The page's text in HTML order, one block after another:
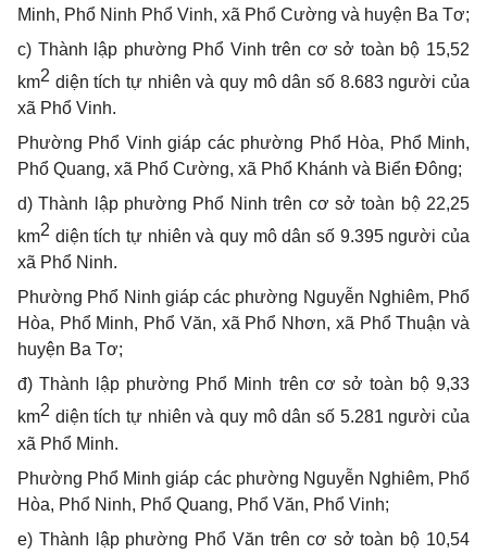
Minh, Phổ Ninh Phổ Vinh, xã Phổ Cường và huyện Ba Tơ;
c) Thành lập phường Phổ Vinh trên cơ sở toàn bộ 15,52
km2 diện tích tự nhiên và quy mô dân số 8.683 người của
xã Phổ Vinh.
Phường Phổ Vinh giáp các phường Phổ Hòa, Phổ Minh,
Phổ Quang, xã Phổ Cường, xã Phổ Khánh và Biển Đông;
d) Thành lập phường Phổ Ninh trên cơ sở toàn bộ 22,25
km2 diện tích tự nhiên và quy mô dân số 9.395 người của
xã Phổ Ninh.
Phường Phổ Ninh giáp các phường Nguyễn Nghiêm, Phổ
Hòa, Phổ Minh, Phổ Văn, xã Phổ Nhơn, xã Phổ Thuận và
huyện Ba Tơ;
đ) Thành lập phường Phổ Minh trên cơ sở toàn bộ 9,33
km2 diện tích tự nhiên và quy mô dân số 5.281 người của
xã Phổ Minh.
Phường Phổ Minh giáp các phường Nguyễn Nghiêm, Phổ
Hòa, Phổ Ninh, Phổ Quang, Phổ Văn, Phổ Vinh;
e) Thành lập phường Phổ Văn trên cơ sở toàn bộ 10,54